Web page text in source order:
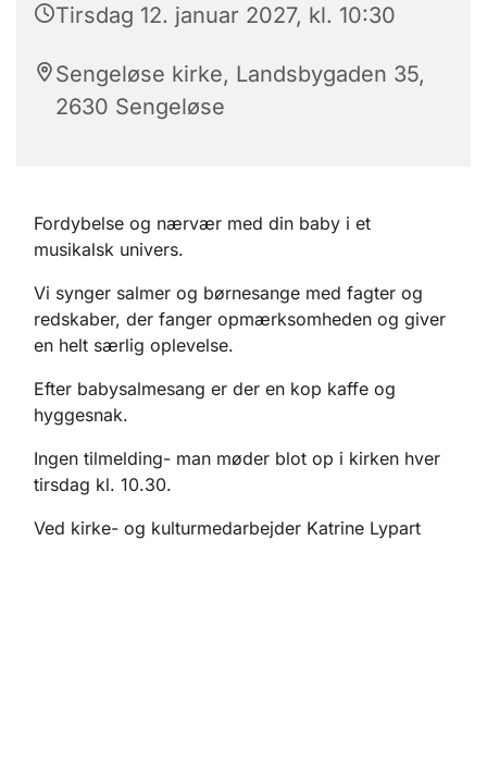
Tirsdag 12. januar 2027, kl. 10:30
Sengeløse kirke, Landsbygaden 35,
2630 Sengeløse
Fordybelse og nærvær med din baby i et
musikalsk univers.
Vi synger salmer og børnesange med fagter og
redskaber, der fanger opmærksomheden og giver
en helt særlig oplevelse.
Efter babysalmesang er der en kop kaffe og
hyggesnak.
Ingen tilmelding- man møder blot op i kirken hver
tirsdag kl. 10.30.
Ved kirke- og kulturmedarbejder Katrine Lypart